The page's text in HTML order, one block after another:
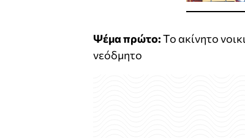
Ψέμα πρώτο:Το ακίνητο
νεόδμητο